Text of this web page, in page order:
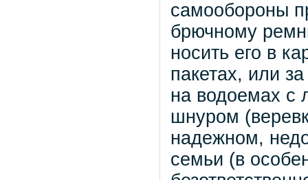
самообороны
брючному
носить его в
пакетах, или
на водоемах с
шнуром
надежном,
семьи (в